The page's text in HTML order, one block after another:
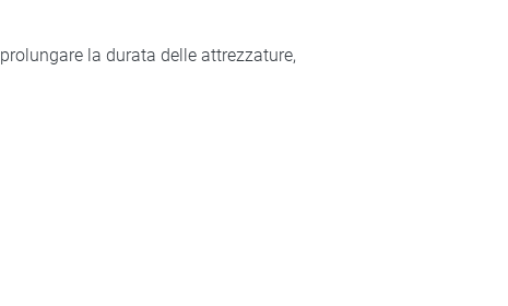
la durata delle attrezzature,